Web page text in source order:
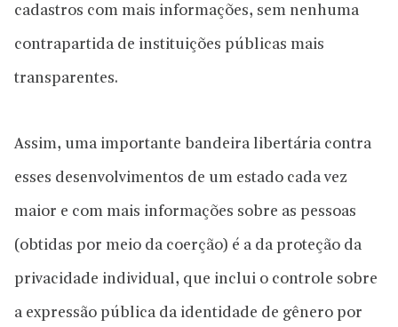
cadastros com mais informações, sem nenhuma
contrapartida de instituições públicas mais
transparentes.
Assim, uma importante bandeira libertária contra
esses desenvolvimentos de um estado cada vez
maior e com mais informações sobre as pessoas
(obtidas por meio da coerção) é a da proteção da
privacidade individual, que inclui o controle sobre
a expressão pública da identidade de gênero por